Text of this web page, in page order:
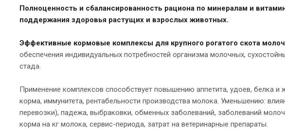
Полноценность и сбалансированность рациона по минералам и
поддержания здоровья растущих и взрослых животных.
Эффективные кормовые комплексы для крупного рогатого скота
обеспечения индивидуальных потребностей организма молочных,
стада.
Применение комплексов способствует повышению аппетита, удоев, белка
корма, иммунитета, рентабельности производства молока. Уменьшению:
перевозки), падежа, выбраковки, обменных заболеваний, заболеваний
корма на кг молока, сервис-периода, затрат на ветеринарные препараты.